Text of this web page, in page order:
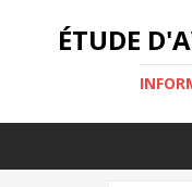
ÉTUDE